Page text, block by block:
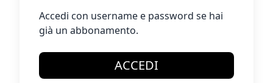
Accedi con username e password se hai
già un abbonamento.
ACCEDI